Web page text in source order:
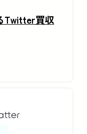
Twitter買収